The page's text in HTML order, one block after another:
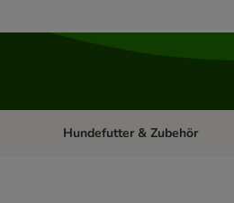
Kategorie-Menü öffnen:
Hundefutter & Zubehör